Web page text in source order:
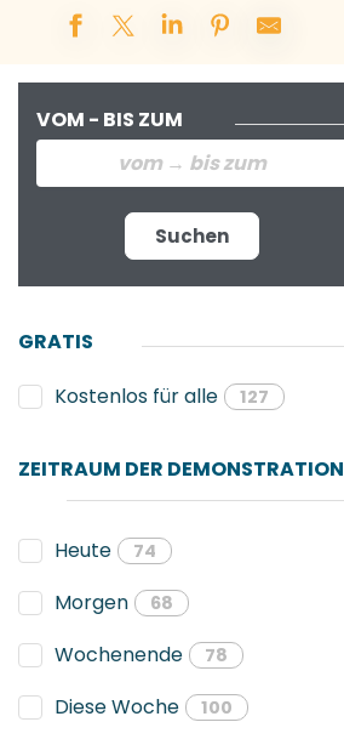
VOM - BIS ZUM
Suchen
GRATIS
Kostenlos für alle
127
ZEITRAUM DER DEMONSTRATION
Heute 74
Morgen 68
Wochenende 78
Diese Woche 100